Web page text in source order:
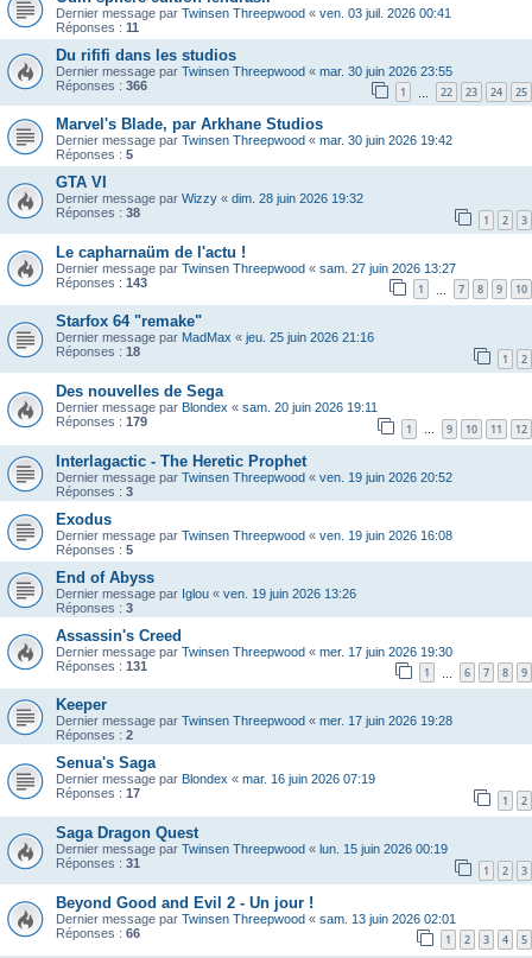
Dernier message par Twinsen Threepwood « ven. 03 juil. 2026 00:41
Réponses : 11
Du rififi dans les studios
Dernier message par Twinsen Threepwood « mar. 30 juin 2026 23:55
Réponses : 366 1 22 23 24 25
Marvel's Blade, par Arkhane Studios
Dernier message par Twinsen Threepwood « mar. 30 juin 2026 19:42
Réponses : 5
GTA VI
Dernier message par Wizzy « dim. 28 juin 2026 19:32
Réponses : 38 1 2 3
Le capharnaüm de l'actu !
Dernier message par Twinsen Threepwood « sam. 27 juin 2026 13:27
Réponses : 143 1 7 8 9 10
Starfox 64 "remake"
Dernier message par MadMax « jeu. 25 juin 2026 21:16
Réponses : 18 1 2
Des nouvelles de Sega
Dernier message par Blondex « sam. 20 juin 2026 19:11
Réponses : 179 1 … 9 10 11 12
Interlagactic - The Heretic Prophet
Dernier message par Twinsen Threepwood « ven. 19 juin 2026 20:52
Réponses : 3
Exodus
Dernier message par Twinsen Threepwood « ven. 19 juin 2026 16:08
Réponses : 5
End of Abyss
Dernier message par Iglou « ven. 19 juin 2026 13:26
Réponses : 3
Assassin's Creed
Dernier message par Twinsen Threepwood « mer. 17 juin 2026 19:30
Réponses : 131 1 6 7 8 9
Keeper
Dernier message par Twinsen Threepwood « mer. 17 juin 2026 19:28
Réponses : 2
Senua's Saga
Dernier message par Blondex « mar. 16 juin 2026 07:19
Réponses : 17 1 2
Saga Dragon Quest
Dernier message par Twinsen Threepwood « lun. 15 juin 2026 00:19
Réponses : 31 1 2 3
Beyond Good and Evil 2 - Un jour !
Dernier message par Twinsen Threepwood « sam. 13 juin 2026 02:01
Réponses : 66 1 2 3 4 5